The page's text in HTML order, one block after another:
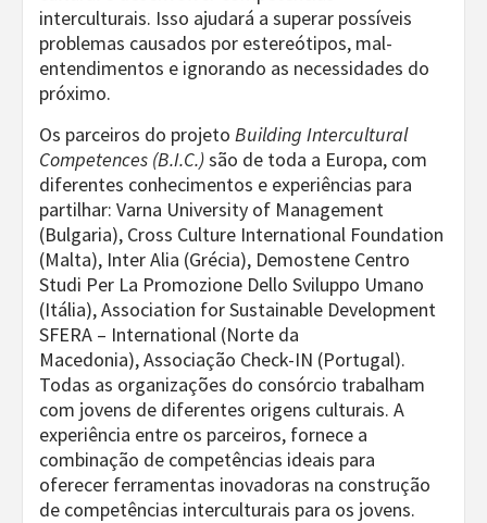
interculturais. Isso ajudará a superar possíveis
problemas causados por estereótipos, mal-
entendimentos e ignorando as necessidades do
próximo.
Os parceiros do projeto Building Intercultural
Competences (B.I.C.)são de toda a Europa, com
diferentes conhecimentos e experiências para
partilhar: Varna University of Management
(Bulgaria), Cross Culture International Foundation
(Malta), Inter Alia (Grécia), Demostene Centro
Studi Per La Promozione Dello Sviluppo Umano
(Itália), Association for Sustainable Development
SFERA – International (Norte da
Macedonia), Associação Check-IN (Portugal).
Todas as organizações do consórcio trabalham
com jovens de diferentes origens culturais. A
experiência entre os parceiros, fornece a
combinação de competências ideais para
oferecer ferramentas inovadoras na construção
de competências interculturais para os jovens.